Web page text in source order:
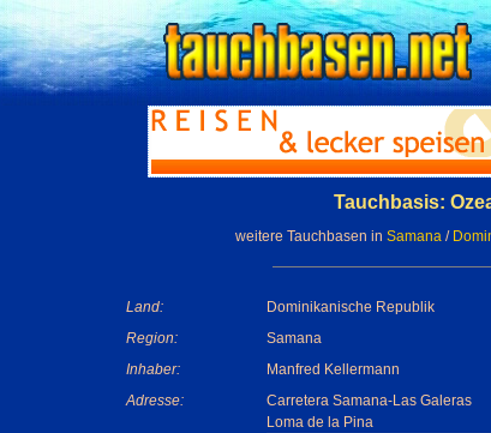
Tauchbasis:
weitere Tauchbasen in Samana /
Land:
Dominikanische Republik
Region:
Samana
Inhaber:
Manfred Kellermann
Adresse:
Carretera Samana-Las Galeras
Loma de la Pina